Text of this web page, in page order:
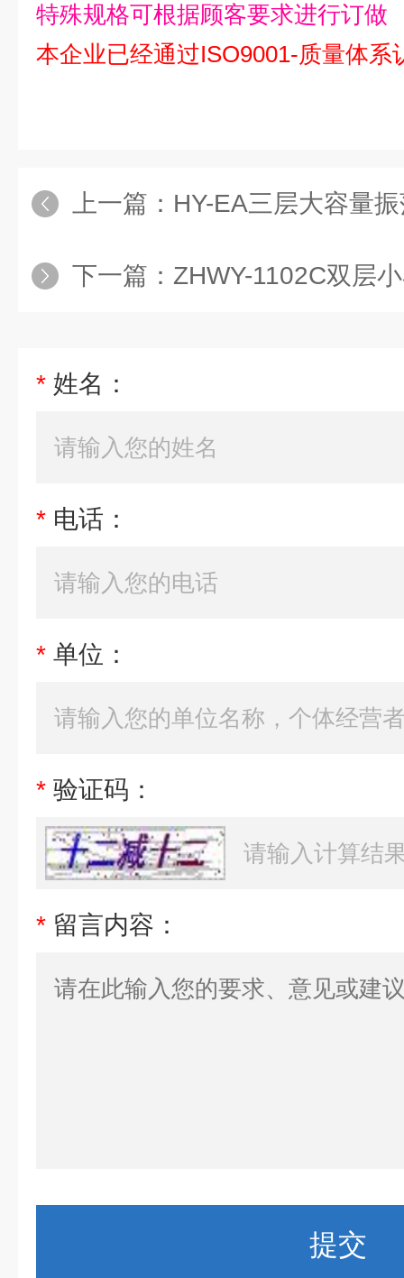
特殊规格可根据顾客要求进行订做
本企业已经通过ISO9001-质量体系
上一篇： HY-EA三层大容量
下一篇： ZHWY-1102C双层
* 姓名：
* 电话：
* 单位：
* 验证码：
* 留言内容：